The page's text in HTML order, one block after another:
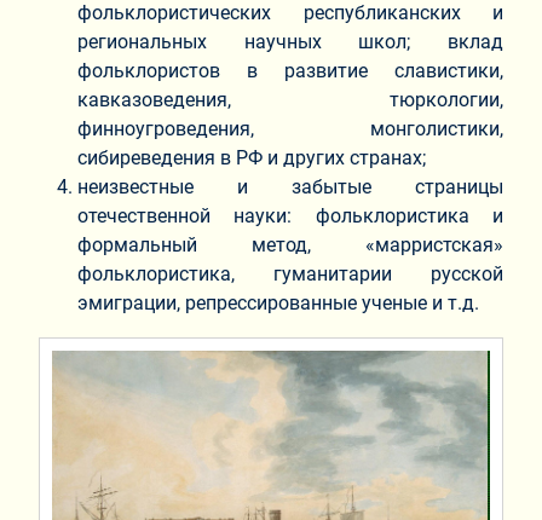
фольклористических республиканских и
региональных научных школ; вклад
фольклористов в развитие славистики,
кавказоведения, тюркологии,
финноугроведения, монголистики,
сибиреведения в РФ и других странах;
неизвестные и забытые страницы
отечественной науки: фольклористика и
формальный метод, «марристская»
фольклористика, гуманитарии русской
эмиграции, репрессированные ученые и т.д.